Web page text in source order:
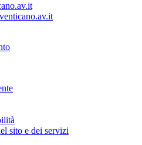
sito e dei servizi